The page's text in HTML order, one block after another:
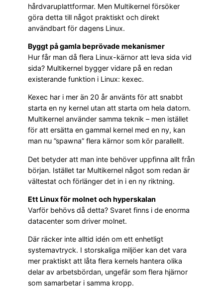
hårdvaruplattformar. Men Multikernel försöker
göra detta till något praktiskt och direkt
användbart för dagens Linux.
Byggt på gamla beprövade mekanismer
Hur får man då flera Linux-kärnor att leva sida vid
sida? Multikernel bygger vidare på en redan
existerande funktion i Linux: kexec.
Kexec har i mer än 20 år använts för att snabbt
starta en ny kernel utan att starta om hela datorn.
Multikernel använder samma teknik – men istället
för att ersätta en gammal kernel med en ny, kan
man nu ”spawna” flera kärnor som kör parallellt.
Det betyder att man inte behöver uppfinna allt från
början. Istället tar Multikernel något som redan är
vältestat och förlänger det in i en ny riktning.
Ett Linux för molnet och hyperskalan
Varför behövs då detta? Svaret finns i de enorma
datacenter som driver molnet.
Där räcker inte alltid idén om ett enhetligt
systemavtryck. I storskaliga miljöer kan det vara
mer praktiskt att låta flera kernels hantera olika
delar av arbetsbördan, ungefär som flera hjärnor
som samarbetar i samma kropp.